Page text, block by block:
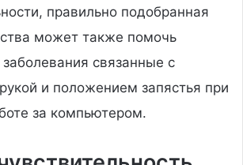
правильно подобранная
может также помочь
заболевания связанные с
и положением запястья при
за компьютером.